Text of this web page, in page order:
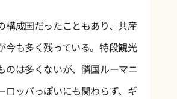
構成国だったこともあり、共産
今も多く残っている。特段観光
のは多くないが、隣国ルーマニ
ロッパっぽいにも関わらず、ギ